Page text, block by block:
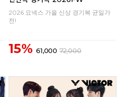
2026 요넥스 가을 신상 경기복 균일가
전!
15% 61,000 72,000